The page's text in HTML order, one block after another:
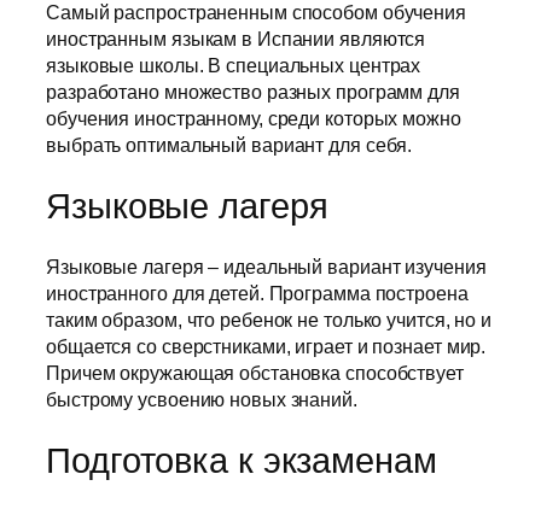
Самый распространенным способом обучения
иностранным языкам в Испании являются
языковые школы. В специальных центрах
разработано множество разных программ для
обучения иностранному, среди которых можно
выбрать оптимальный вариант для себя.
Языковые лагеря
Языковые лагеря – идеальный вариант изучения
иностранного для детей. Программа построена
таким образом, что ребенок не только учится, но и
общается со сверстниками, играет и познает мир.
Причем окружающая обстановка способствует
быстрому усвоению новых знаний.
Подготовка к экзаменам